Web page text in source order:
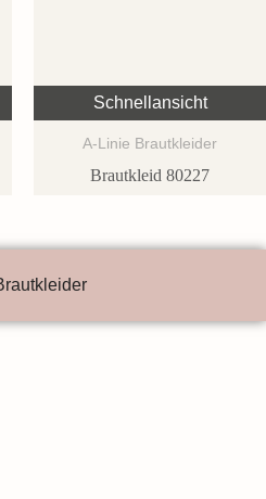
Schnellansicht
A-Linie Brautkleider
Brautkleid 80227